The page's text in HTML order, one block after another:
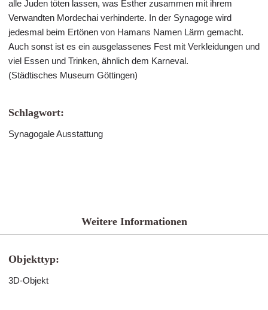
alle Juden töten lassen, was Esther zusammen mit ihrem
Verwandten Mordechai verhinderte. In der Synagoge wird
jedesmal beim Ertönen von Hamans Namen Lärm gemacht.
Auch sonst ist es ein ausgelassenes Fest mit Verkleidungen und
viel Essen und Trinken, ähnlich dem Karneval.
(Städtisches Museum Göttingen)
Schlagwort:
Synagogale Ausstattung
Weitere Informationen
Objekttyp:
3D-Objekt